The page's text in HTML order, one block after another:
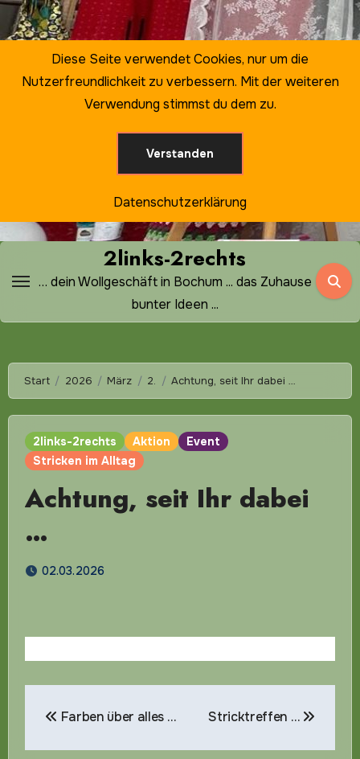
Zum
Inhalt
2links-2rechts
… dein Wollgeschäft in Bochum ... das Zuhause
bunter Ideen ...
Start 2026 März 2. Achtung, seit Ihr dabei …
2links-2rechts Aktion
Event
Stricken im Alltag
Achtung, seit Ihr dabei
…
02.03.2026
Farben über alles … Stricktreffen …
Diese Seite verwendet Cookies, nur um die
Nutzerfreundlichkeit zu verbessern. Mit der weiteren
Verwendung stimmst du dem zu.
Verstanden
Datenschutzerklärung